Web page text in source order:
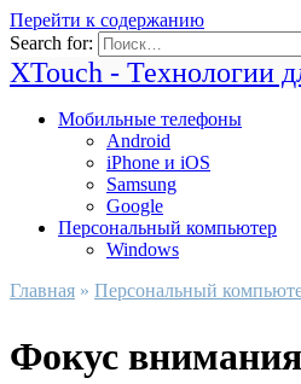
Перейти к содержанию
Search for:
XTouch - Технологии
Мобильные телефоны
Android
iPhone и iOS
Samsung
Google
Персональный компьютер
Windows
Главная » Персональный
Фокус